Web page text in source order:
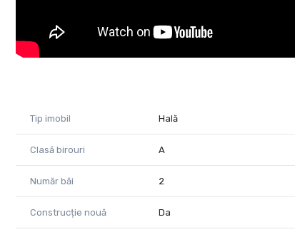
Tip imobil Hală
Clasă birouri A
Număr băi 2
Construcție nouă Da